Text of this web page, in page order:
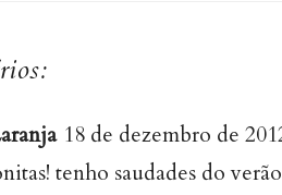
18 de dezembro de
tenho saudades do